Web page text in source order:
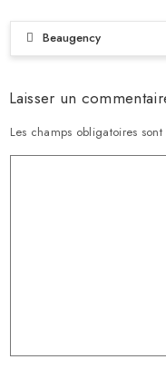
Beaugency
Laisser un
Les champs obligatoires